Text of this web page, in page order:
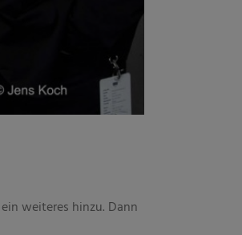
weiteres hinzu. Dann